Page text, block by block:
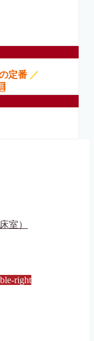
定番 ／
室）
right